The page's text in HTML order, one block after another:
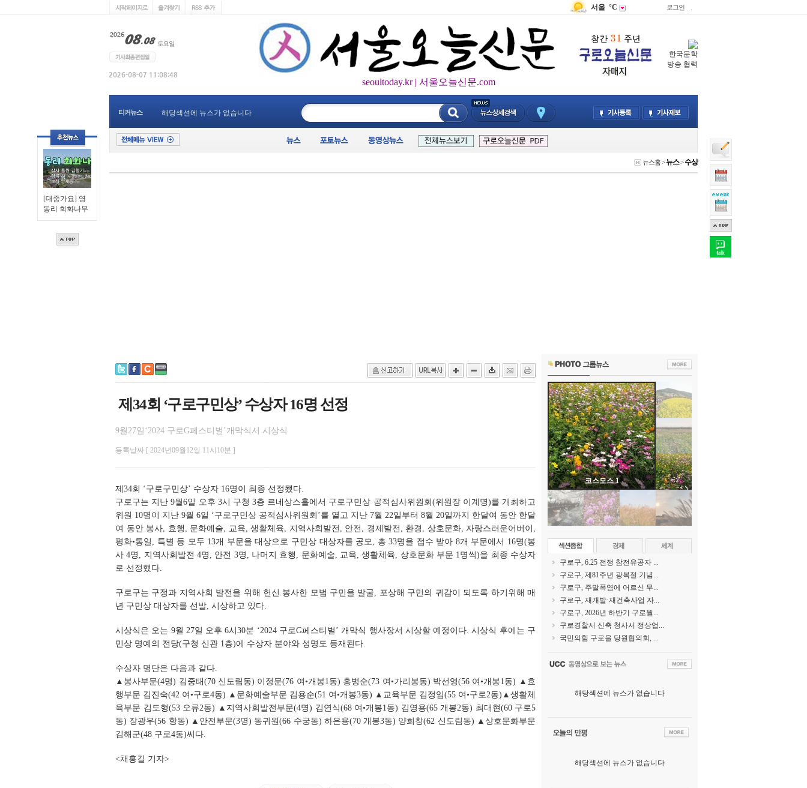
[대중가요] 영
동리 회화나무
서울 °C 로그인
seoultoday.kr | 서울오늘신문.com
한국문학
방송 협력
티커뉴스 해당섹션에 뉴스가 없습니다
뉴스홈>뉴스>수상
제34회 ‘구로구민상’ 수상자 16명 선정
9월27일‘2024 구로G페스티벌’개막식서 시상식
등록날짜 [ 2024년09월12일 11시10분 ]
제34회 ‘구로구민상’ 수상자 16명이 최종 선정됐다.
구로구는 지난 9월6일 오후 3시 구청 3층 르네상스홀에서 구로구민상 공적심사위원회(위원장 이계명)를 개최하고
위원 10명이 지난 9월 6일 ‘구로구민상 공적심사위원회’를 열고 지난 7월 22일부터 8월 20일까지 한달여 동안 한달
여 동안 봉사, 효행, 문화예술, 교육, 생활체육, 지역사회발전, 안전, 경제발전, 환경, 상호문화, 자랑스러운어버이,
평화•통일, 특별 등 모두 13개 부문을 대상으로 구민상 대상자를 공모, 총 33명을 접수 받아 8개 부문에서 16명(봉
사 4명, 지역사회발전 4명, 안전 3명, 나머지 효행, 문화예술, 교육, 생활체육, 상호문화 부문 1명씩)을 최종 수상자
로 선정했다.
구로구는 구정과 지역사회 발전을 위해 헌신.봉사한 모범 구민을 발굴, 포상해 구민의 귀감이 되도록 하기위해 매
년 구민상 대상자를 선발, 시상하고 있다.
시상식은 오는 9월 27일 오후 6시30분 ‘2024 구로G페스티벌’ 개막식 행사장서 시상할 예정이다. 시상식 후에는 구
민상 명예의 전당(구청 신관 1층)에 수상자 분야와 성명도 등재된다.
수상자 명단은 다음과 같다.
▲봉사부문(4명) 김중태(70 신도림동) 이정문(76 여•개봉1동) 홍병순(73 여•가리봉동) 박선영(56 여•개봉1동) ▲효
행부문 김진숙(42 여•구로4동) ▲문화예술부문 김용순(51 여•개봉3동) ▲교육부문 김정임(55 여•구로2동)▲생활체
육부문 김도형(53 오류2동) ▲지역사회발전부문(4명) 김연식(68 여•개봉1동) 김영용(65 개봉2동) 최대현(60 구로5
동) 장광우(56 항동) ▲안전부문(3명) 동귀원(66 수궁동) 하은용(70 개봉3동) 양희창(62 신도림동) ▲상호문화부문
김해군(48 구로4동)씨다.
<채홍길 기자>
코스모스 1
구로구, 6.25 전쟁 참전유공자 ...
구로구, 제81주년 광복절 기념...
구로구, 주말폭염에 어르신 무...
구로구, 재개발·재건축사업 자...
구로구, 2026년 하반기 구로월...
구로경찰서 신축 청사서 정상업...
국민의힘 구로을 당원협의회, ...
해당섹션에 뉴스가 없습니다
해당섹션에 뉴스가 없습니다